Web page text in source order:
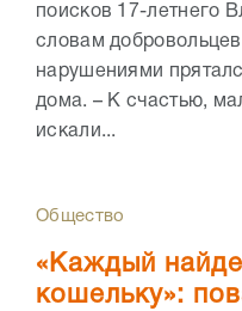
поисков 17-летнего
словам
нарушениями
дома. – К счастью,
искали...
Общество
«Каждый
кошельку»: